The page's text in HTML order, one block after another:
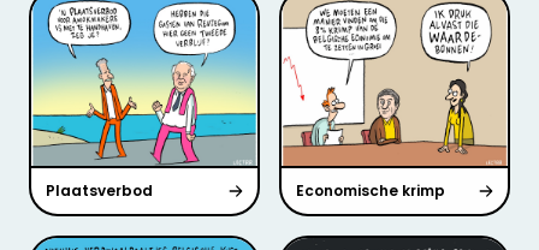
Plaatsverbod Economische krimp